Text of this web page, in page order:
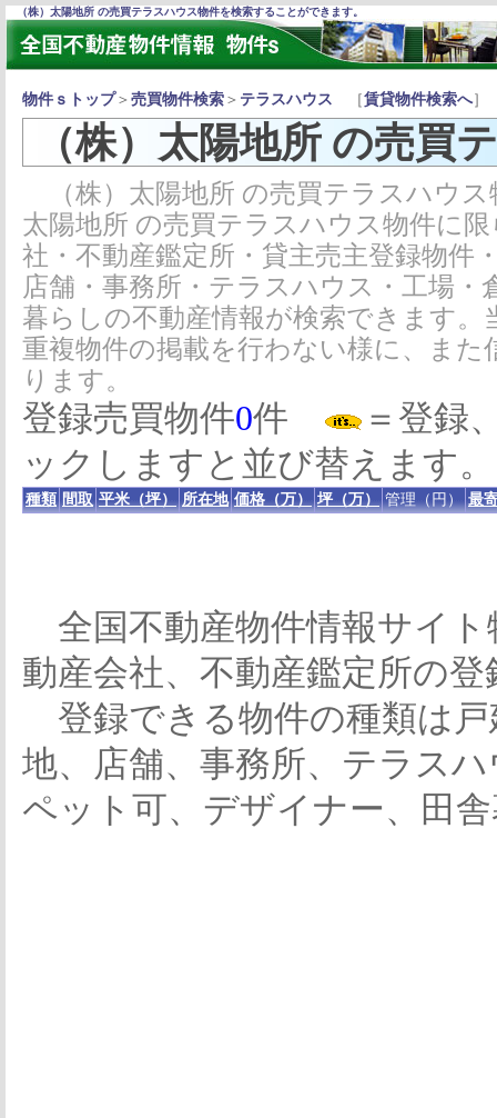
（株）太陽地所 の売買テラスハウス物件を検索することができます。
物件ｓトップ＞ 売買物件検索 ＞ テラスハウス ［賃貸物件検索へ］
（株）太陽地所 の売買
（株）太陽地所 の売買テラスハウ
太陽地所 の売買テラスハウス物件に
社・不動産鑑定所・貸主売主登録物件
店舗・事務所・テラスハウス・工場
暮らしの不動産情報が検索できます
重複物件の掲載を行わない様に、ま
ります。
登録売買物件0件
＝登録
ックしますと並び替えます。
種類 間取 平米（坪） 所在地 価格（万） 坪（万） 管理（円） 最
全国不動産物件情報サイト
動産会社、不動産鑑定所の
登録できる物件の種類は
地、店舗、事務所、テラス
ペット可、デザイナー、田